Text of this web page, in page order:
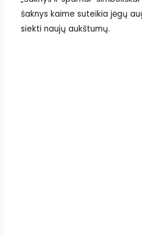
šaknys kaime suteikia jėgų
siekti naujų aukštumų.